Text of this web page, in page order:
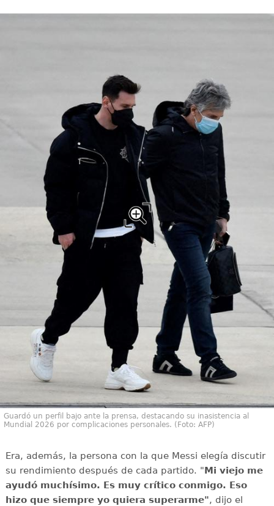
Guardó un perfil bajo ante la prensa, destacando su inasistencia al
Mundial 2026 por complicaciones personales. (Foto: AFP)
Era, además, la persona con la que Messi elegía discutir
su rendimiento después de cada partido. "Mi viejo me
ayudó muchísimo. Es muy crítico conmigo. Eso
hizo que siempre yo quiera superarme", dijo el